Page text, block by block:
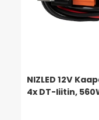
NIZLED 12V
4x DT-liitin,